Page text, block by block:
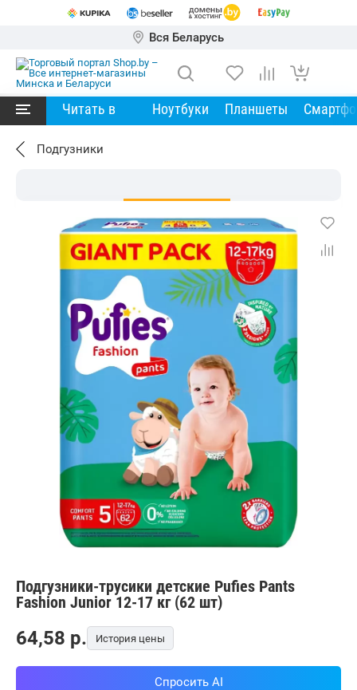
Вся Беларусь
Читать в Ноутбуки Планшеты
Подгузники
Подгузники-трусики детские Pufies Pants
Fashion Junior 12-17 кг (62 шт)
64,58 p. История цены
Спросить AI